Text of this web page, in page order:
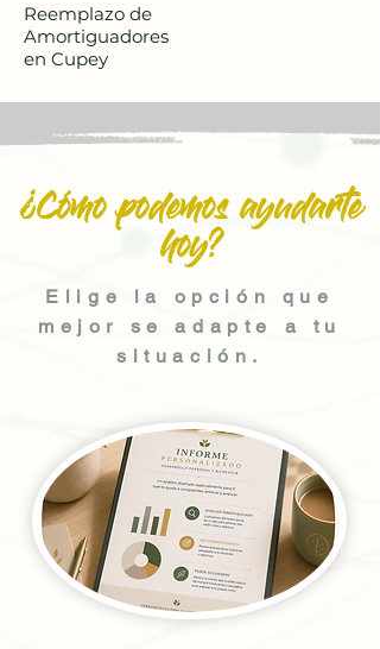
Reemplazo de
Amortiguadores
en Cupey
¿Cómo podemos ayudarte
hoy?
Elige la opción que
mejor se adapte a tu
situación.